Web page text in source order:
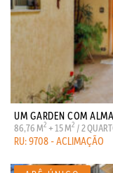
UM GARDEN COM
86,76 M2 + 15 M2 / 2
RU: 9708 - ACLIMAÇÃO